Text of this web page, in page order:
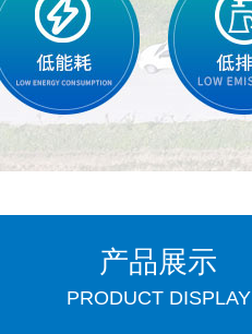
产品展示
PRODUCT DISPLAY